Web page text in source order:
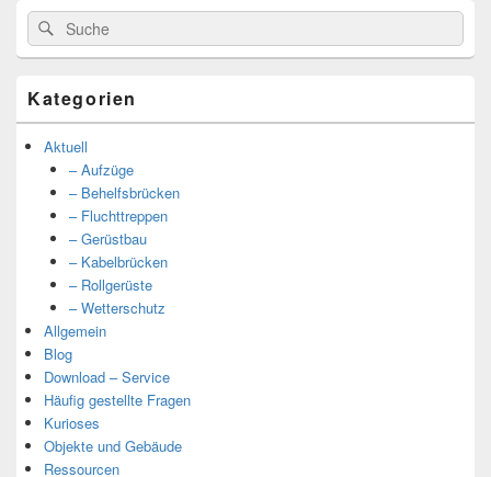
Suche
nach:
Suche
Kategorien
Aktuell
– Aufzüge
– Behelfsbrücken
– Fluchttreppen
– Gerüstbau
– Kabelbrücken
– Rollgerüste
– Wetterschutz
Allgemein
Blog
Download – Service
Häufig gestellte Fragen
Kurioses
Objekte und Gebäude
Ressourcen